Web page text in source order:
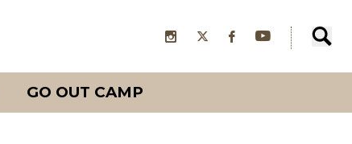
GO OUT CAMP